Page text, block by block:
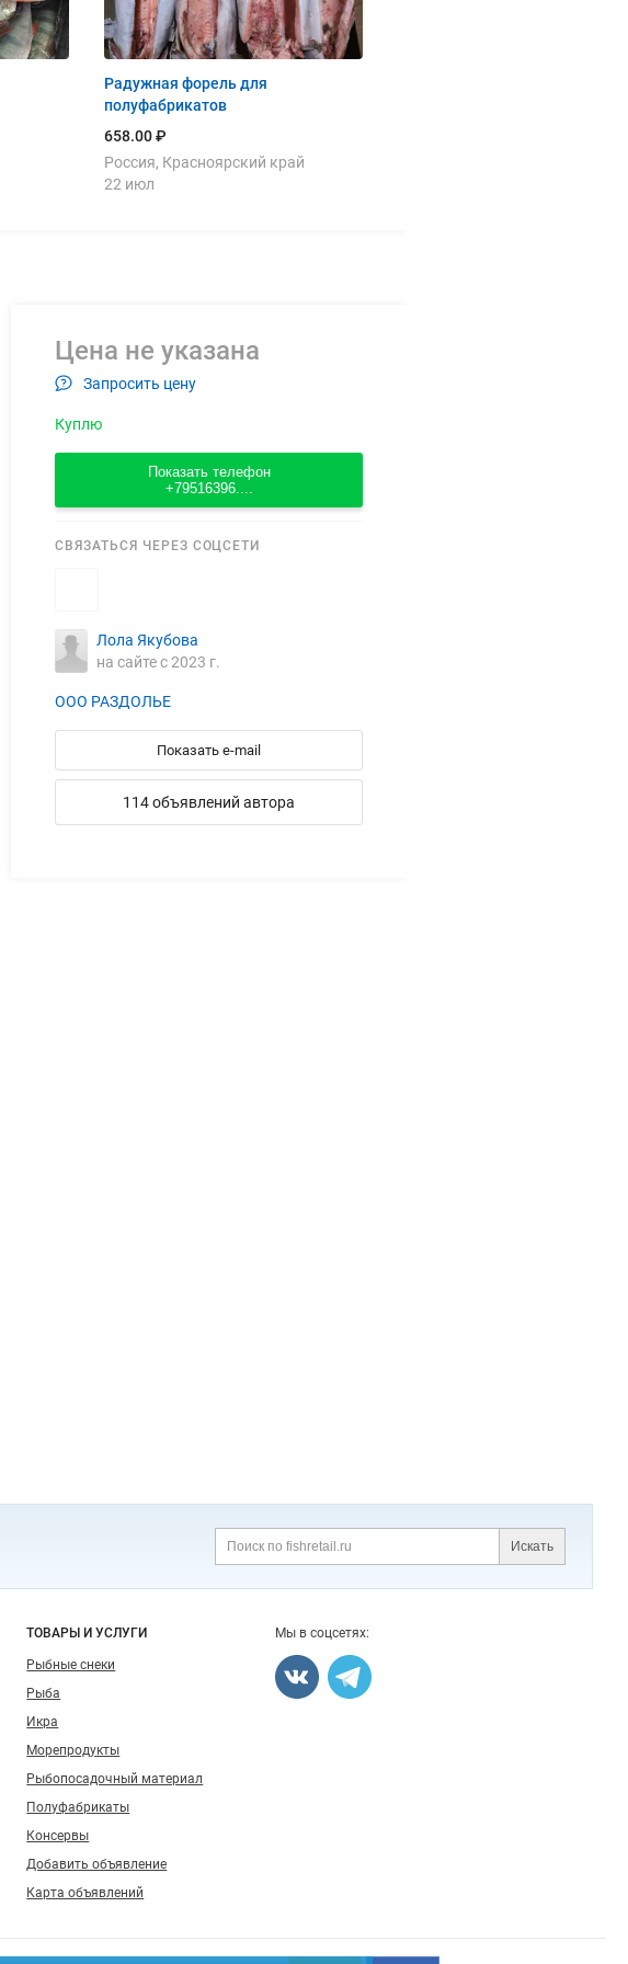
Радужная форель для
полуфабрикатов
658.00 ₽
Россия, Красноярский край
22 июл
Цена не указана
Запросить цену
Куплю
Показать телефон
+79516396....
СВЯЗАТЬСЯ ЧЕРЕЗ СОЦСЕТИ
Лола Якубова
на сайте с 2023 г.
ООО РАЗДОЛЬЕ
Показать e-mail
114 объявлений автора
Искать
ТОВАРЫ И УСЛУГИ
Рыбные снеки
Рыба
Икра
Морепродукты
Рыбопосадочный материал
Полуфабрикаты
Консервы
Добавить объявление
Карта объявлений
Мы в соцсетях: